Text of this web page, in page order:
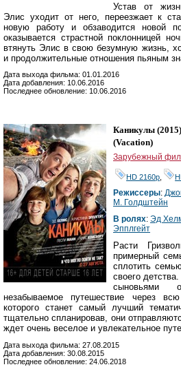
Устав от
Элис уходит от него, переезжает к
новую работу и обзаводится новой
оказывается страстной поклонницей
втянуть Элис в свою безумную жизнь,
и продолжительные отношения пьяным
Дата выхода фильма: 01.01.2016
Дата добавления: 10.06.2016
Последнее обновление: 10.06.2016
Каникулы (2015)
(Vacation)
Зарубежный
HD 2160р
Режиссеры:
М. Голдштейн
В ролях: Эд
Эпплгейт
Расти
примерный
сплотить
своего
сыновьями
незабываемое путешествие через
которого станет самый лучший
тщательно спланировав, они
ждет очень веселое и увлекательное
Дата выхода фильма: 27.08.2015
Дата добавления: 30.08.2015
Последнее обновление: 24.06.2018